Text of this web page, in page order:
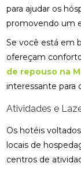
para ajudar os
promovendo um
Se você está em
ofereçam
de repouso na
interessante para
Atividades e
Os hotéis
locais de
centros de